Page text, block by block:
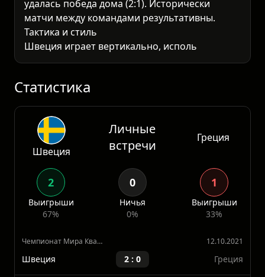
удалась победа дома (2:1). Исторически
матчи между командами результативны.
Тактика и стиль
Швеция играет вертикально, использует
длинные передачи и активные фланги. Греция
после
Статистика
Швеция
Личные
встречи
Греция
Выигрыши
67%
0%
Выигрыши
33%